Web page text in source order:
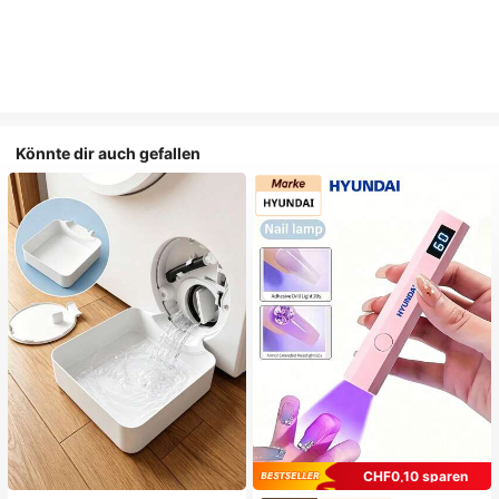
Könnte dir auch gefallen
CHF0,10 sparen